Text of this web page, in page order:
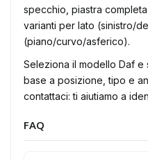
specchio, piastra
varianti per lato (sinistro/
(piano/curvo/asferico).
Seleziona il modello Daf
base a posizione, tipo e
contattaci: ti aiutiamo a
FAQ